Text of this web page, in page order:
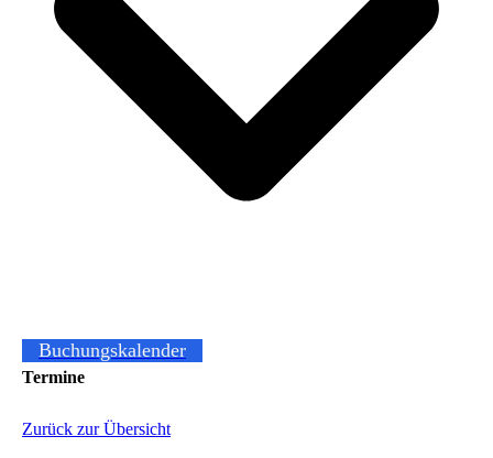
Buchungskalender
Termine
Zurück zur Übersicht